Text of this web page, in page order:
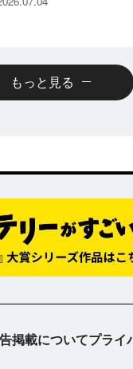
もっと見る
掲載についてプライ